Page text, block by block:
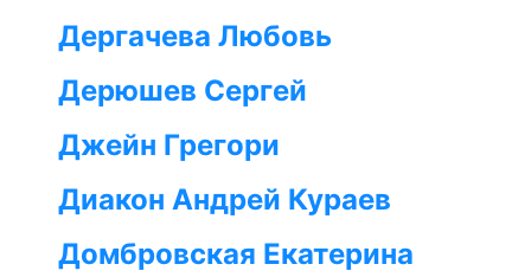
Дергачева Любовь
Дерюшев Сергей
Джейн Грегори
Диакон Андрей Кураев
Домбровская Екатерина